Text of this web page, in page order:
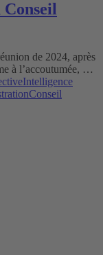
de 2024, après
à l’accoutumée, …
Intelligence
Conseil